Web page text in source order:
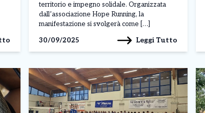
territorio e impegno solidale. Organizzata
dall’associazione Hope Running, la
manifestazione si svolgerà come […]
30/09/2025
Leggi Tutto